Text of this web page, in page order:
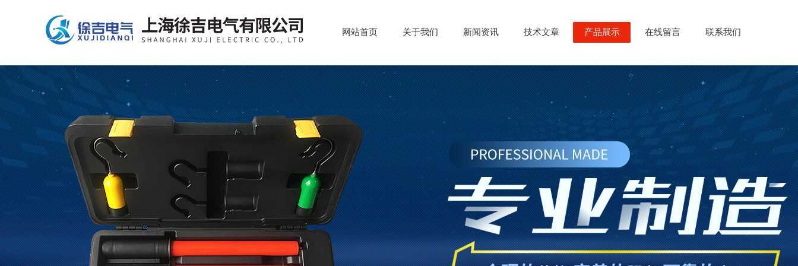
网站首页 关于我们 新闻资讯 技术文章 产品展示 在线留言 联系我们